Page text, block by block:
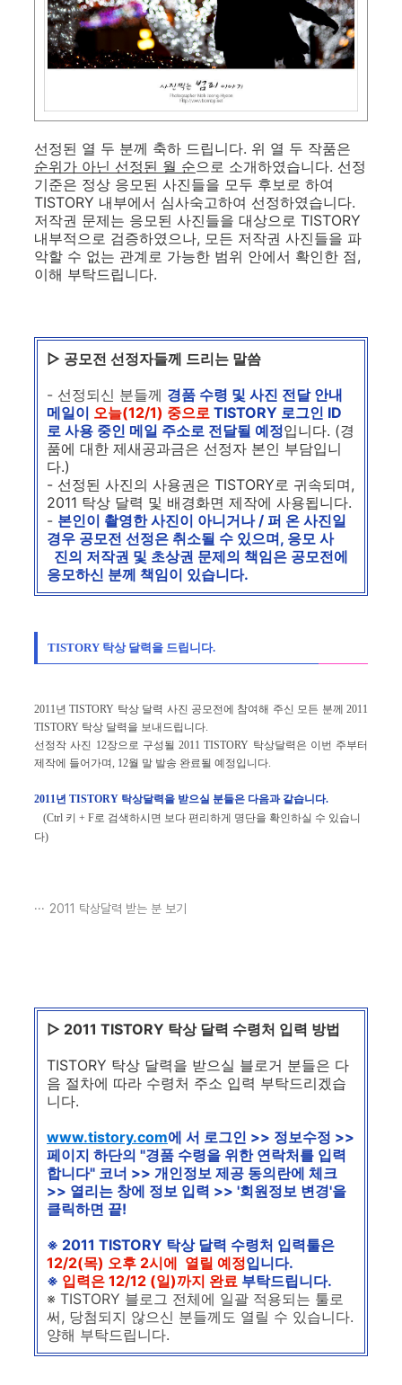
선정된 열 두 분께 축하 드립니다. 위 열 두 작품은
순위가 아닌 선정된 월 순으로 소개하였습니다. 선정
기준은 정상 응모된 사진들을 모두 후보로 하여
TISTORY 내부에서 심사숙고하여 선정하였습니다.
저작권 문제는 응모된 사진들을 대상으로 TISTORY
내부적으로 검증하였으나, 모든 저작권 사진들을 파
악할 수 없는 관계로 가능한 범위 안에서 확인한 점,
이해 부탁드립니다.
▷ 공모전 선정자들께 드리는 말씀
- 선정되신 분들께 경품 수령 및 사진 전달 안내
메일이 오늘(12/1) 중으로 TISTORY 로그인 ID
로 사용 중인 메일 주소로 전달될 예정입니다. (경
품에 대한 제새공과금은 선정자 본인 부담입니
다.)
- 선정된 사진의 사용권은 TISTORY로 귀속되며,
2011 탁상 달력 및 배경화면 제작에 사용됩니다.
- 본인이 촬영한 사진이 아니거나 / 퍼 온 사진일
경우 공모전 선정은 취소될 수 있으며, 응모 사
진의 저작권 및 초상권 문제의 책임은 공모전에
응모하신 분께 책임이 있습니다.
TISTORY 탁상 달력을 드립니다.
2011년 TISTORY 탁상 달력 사진 공모전에 참여해 주신 모든 분께 2011
TISTORY 탁상 달력을 보내드립니다.
선정작 사진 12장으로 구성될 2011 TISTORY 탁상달력은 이번 주부터
제작에 들어가며, 12월 말 발송 완료될 예정입니다.
2011년 TISTORY 탁상달력을 받으실 분들은 다음과 같습니다.
(Ctrl 키 + F로 검색하시면 보다 편리하게 명단을 확인하실 수 있습니
다)
2011 탁상달력 받는 분 보기
▷ 2011 TISTORY 탁상 달력 수령처 입력 방법
TISTORY 탁상 달력을 받으실 블로거 분들은 다
음 절차에 따라 수령처 주소 입력 부탁드리겠습
니다.
www.tistory.com에 서 로그인 >> 정보수정 >>
페이지 하단의 "경품 수령을 위한 연락처를 입력
합니다" 코너 >> 개인정보 제공 동의란에 체크
>> 열리는 창에 정보 입력 >> '회원정보 변경'을
클릭하면 끝!
※ 2011 TISTORY 탁상 달력 수령처 입력툴은
12/2(목) 오후 2시에 열릴 예정입니다.
※ 입력은 12/12 (일)까지 완료 부탁드립니다.
※ TISTORY 블로그 전체에 일괄 적용되는 툴로
써, 당첨되지 않으신 분들께도 열릴 수 있습니다.
양해 부탁드립니다.